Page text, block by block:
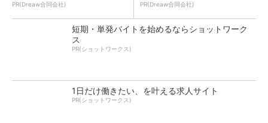
PR(Dreaw合同会社) PR(Dreaw合同会社)
短期・単発バイトを始めるならショットワーク
ス
PR(ショットワークス)
1日だけ働きたい、を叶える求人サイト
PR(ショットワークス)